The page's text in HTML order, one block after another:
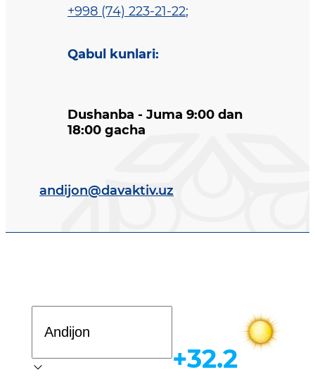
+998 (74) 223-21-22;
Qabul kunlari:
Dushanba - Juma 9:00 dan
18:00 gacha
andijon@davaktiv.uz
Ob-havo
+32.2